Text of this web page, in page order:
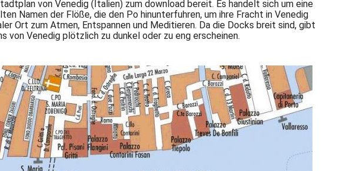
von Venedig (Italien) zum download bereit. Es handelt sich um eine
Namen der Flöße, die den Po hinunterfuhren, um ihre Fracht in Venedig
Ort zum Atmen, Entspannen und Meditieren. Da die Docks breit sind, gibt
von Venedig plötzlich zu dunkel oder zu eng erscheinen.